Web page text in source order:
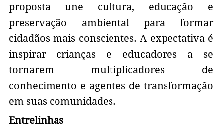
proposta une cultura, educação e
preservação ambiental para formar
cidadãos mais conscientes. A expectativa é
inspirar crianças e educadores a se
tornarem multiplicadores de
conhecimento e agentes de transformação
em suas comunidades.
Entrelinhas